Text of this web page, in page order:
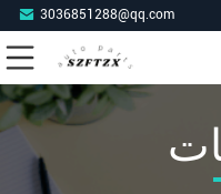
3036851288@qq.com